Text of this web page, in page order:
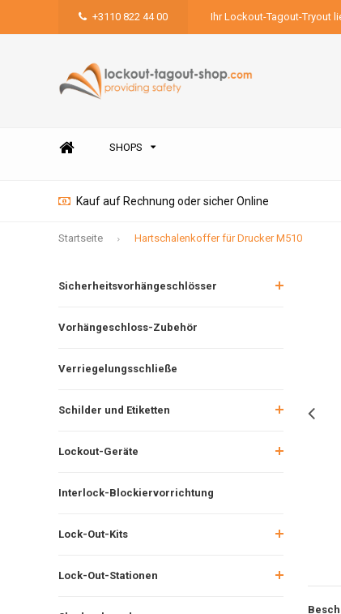
+3110 822 44 00 Ihr Lockout-Tagout-Tryout
SHOPS
Kauf auf Rechnung oder sicher Online
Startseite Hartschalenkoffer für Drucker M510
Sicherheitsvorhängeschlösser
Vorhängeschloss-Zubehör
Verriegelungsschließe
Schilder und Etiketten
Lockout-Geräte
Interlock-Blockiervorrichtung
Lock-Out-Kits
Lock-Out-Stationen